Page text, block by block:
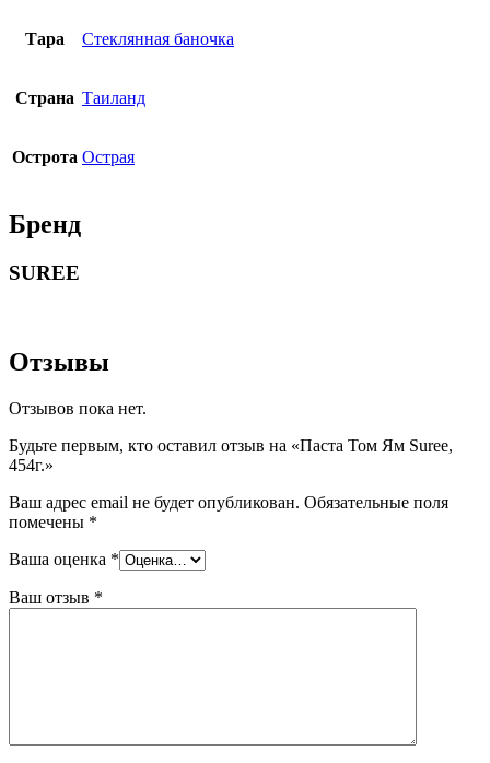
Тара Стеклянная баночка
Страна Таиланд
Острота Острая
Бренд
SUREE
Отзывы
Отзывов пока нет.
Будьте первым, кто оставил отзыв на «Паста Том Ям Suree,
454г.»
Ваш адрес email не будет опубликован. Обязательные поля
помечены *
Ваша оценка *
Ваш отзыв *